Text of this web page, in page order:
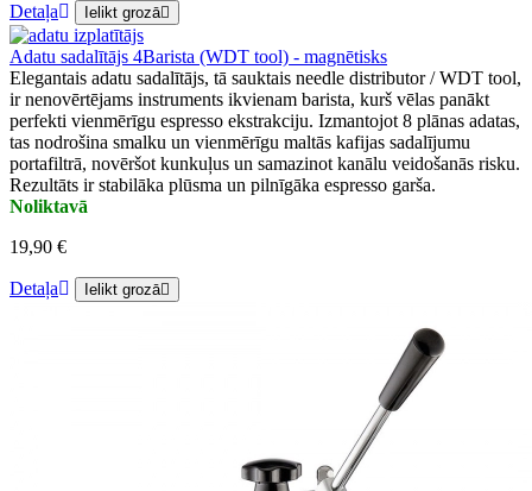
Detaļa Ielikt grozā
Adatu sadalītājs 4Barista (WDT tool) - magnētisks
Elegantais adatu sadalītājs, tā sauktais needle distributor / WDT tool,
ir nenovērtējams instruments ikvienam barista, kurš vēlas panākt
perfekti vienmērīgu espresso ekstrakciju. Izmantojot 8 plānas adatas,
tas nodrošina smalku un vienmērīgu maltās kafijas sadalījumu
portafiltrā, novēršot kunkuļus un samazinot kanālu veidošanās risku.
Rezultāts ir stabilāka plūsma un pilnīgāka espresso garša.
Noliktavā
19,90 €
Detaļa Ielikt grozā